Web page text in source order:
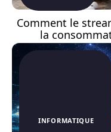
Comment le
la
INFORMATIQUE